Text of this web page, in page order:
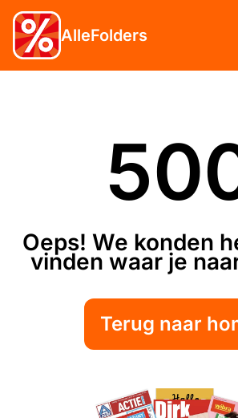
AlleFolders
Oeps! We konden
vinden waar je
Terug naar